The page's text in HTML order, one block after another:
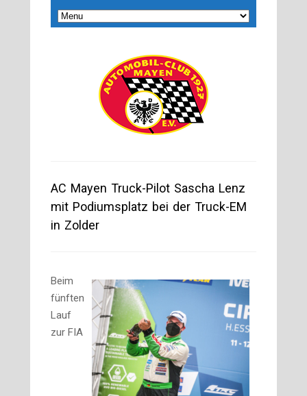
AC Mayen Truck-Pilot Sascha Lenz
mit Podiumsplatz bei der Truck-EM
in Zolder
Beim
fünften
Lauf
zur FIA